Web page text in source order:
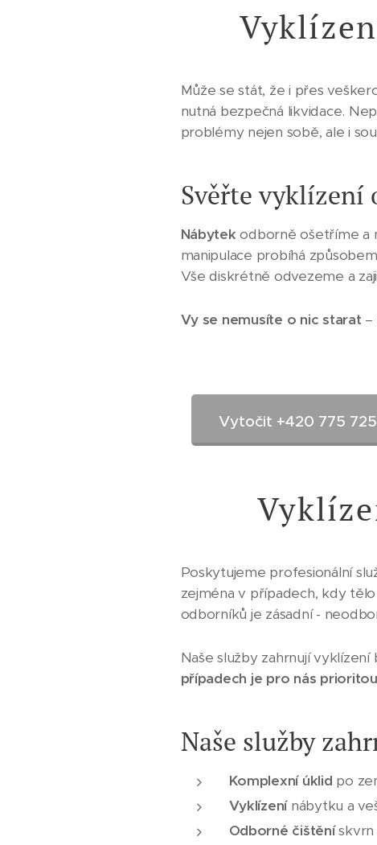
Může se stát, že i přes
nutná bezpečná likvidace.
problémy nejen sobě, ale i
Svěřte vyklízení
Nábytek odborně ošetříme a
manipulace probíhá
Vše diskrétně odvezeme a
Vy se nemusíte o nic starat –
Vytočit +420 775
Poskytujeme profesionální
zejména v případech, kdy
odborníků je zásadní -
Naše služby zahrnují
případech je pro nás
Naše služby
Komplexní úklid po
Vyklízenínábytku a
Odborné čištěnískvrn